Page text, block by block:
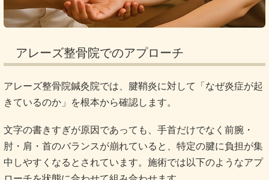
アレーズ整骨院でのアプローチ
アレーズ整骨院鍼灸院では、腱鞘炎に対して「なぜ炎症が起
きているのか」を根本から確認します。
文字の書きすぎが原因であっても、手首だけでなく前腕・
肘・肩・首のバランスが崩れていると、特定の腱に負担が集
中しやすくなるとされています。施術では以下のようなアプ